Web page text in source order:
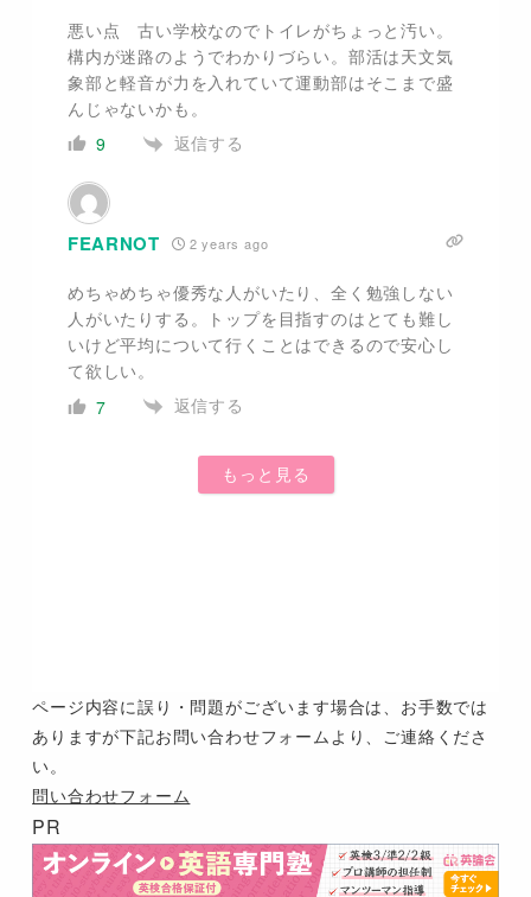
悪い点 古い学校なのでトイレがちょっと汚い。
構内が迷路のようでわかりづらい。部活は天文気
象部と軽音が力を入れていて運動部はそこまで盛
んじゃないかも。
9
返信する
FEARNOT 2 years ago
めちゃめちゃ優秀な人がいたり、全く勉強しない
人がいたりする。トップを目指すのはとても難し
いけど平均について行くことはできるので安心し
て欲しい。
7
返信する
もっと見る
ページ内容に誤り・問題がございます場合は、お手数では
ありますが下記お問い合わせフォームより、ご連絡くださ
い。
問い合わせフォーム
PR